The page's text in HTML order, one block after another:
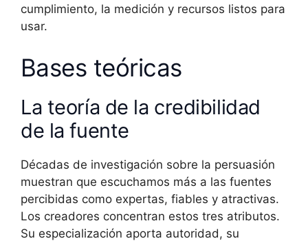
cumplimiento, la medición y recursos listos para
usar.
Bases teóricas
La teoría de la credibilidad
de la fuente
Décadas de investigación sobre la persuasión
muestran que escuchamos más a las fuentes
percibidas como expertas, fiables y atractivas.
Los creadores concentran estos tres atributos.
Su especialización aporta autoridad, su